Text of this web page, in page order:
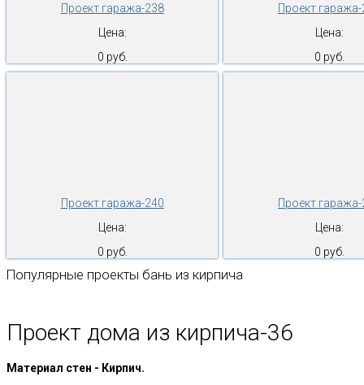
Проект гаража-238
Цена:
0 руб.
Проект
Цена:
0 руб.
Проект гаража-240
Цена:
0 руб.
Проект
Цена:
0 руб.
Популярные проекты бань из кирпича
Проект дома из кирпича-36
Материал стен - Кирпич.